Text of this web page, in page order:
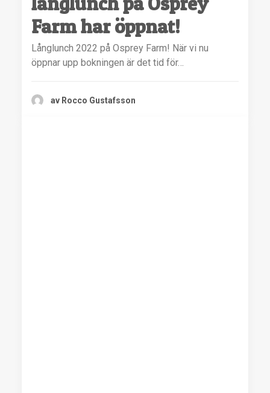
Farm har öppnat!
Långlunch 2022 på Osprey Farm! När vi nu
öppnar upp bokningen är det tid för…
av Rocco Gustafsson